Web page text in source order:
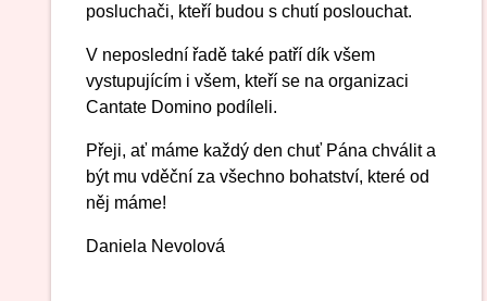
posluchači, kteří budou s chutí poslouchat.
V neposlední řadě také patří dík všem
vystupujícím i všem, kteří se na organizaci
Cantate Domino podíleli.
Přeji, ať máme každý den chuť Pána chválit a
být mu vděční za všechno bohatství, které od
něj máme!
Daniela Nevolová